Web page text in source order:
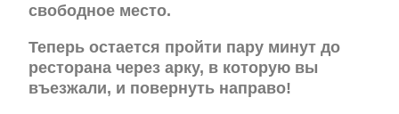
свободное место.
Теперь остается пройти пару минут до
ресторана через арку, в которую вы
въезжали, и повернуть направо!